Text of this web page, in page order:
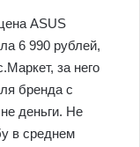
ASUS
6 990 рублей,
за него
бренда с
деньги. Не
в среднем